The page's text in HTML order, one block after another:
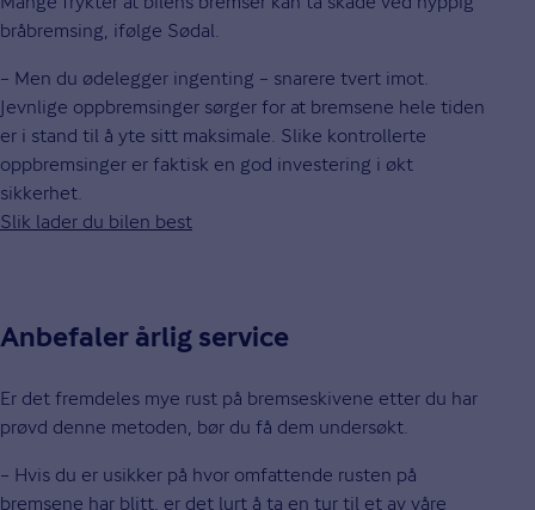
bråbremsing, ifølge Sødal.
– Men du ødelegger ingenting – snarere tvert imot.
Jevnlige oppbremsinger sørger for at bremsene hele tiden
er i stand til å yte sitt maksimale. Slike kontrollerte
oppbremsinger er faktisk en god investering i økt
sikkerhet.
Slik lader du bilen best
Anbefaler årlig service
Er det fremdeles mye rust på bremseskivene etter du har
prøvd denne metoden, bør du få dem undersøkt.
– Hvis du er usikker på hvor omfattende rusten på
bremsene har blitt, er det lurt å ta en tur til et av våre